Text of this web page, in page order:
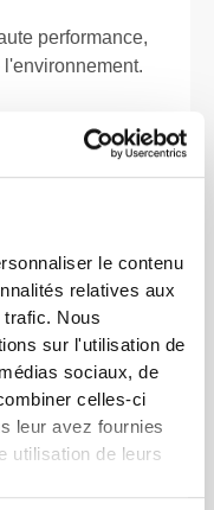
le contenu
relatives aux
Nous
sur l'utilisation de
sociaux, de
celles-ci
leur avez fournies
utilisation de leurs
performance,